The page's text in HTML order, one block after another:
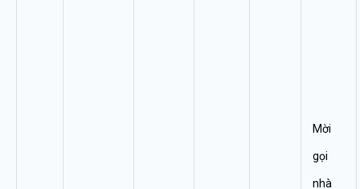
Mời
gọi
nhà